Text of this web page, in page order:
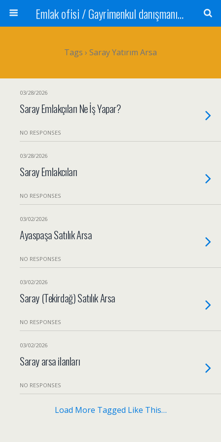
Emlak ofisi / Gayrimenkul danışmanı Satılık daire / Kiralık daire Satılık arsa / Tarla Satılık dükkan / Mağaza Devren satılık işyeri Depo ve antrepo Yatırım: Yatırımlık arsa
Tags › Saray Yatırım Arsa
03/28/2026
Saray Emlakçıları Ne İş Yapar?
NO RESPONSES
03/28/2026
Saray Emlakcıları
NO RESPONSES
03/02/2026
Ayaspaşa Satılık Arsa
NO RESPONSES
03/02/2026
Saray (Tekirdağ) Satılık Arsa
NO RESPONSES
03/02/2026
Saray arsa ilanları
NO RESPONSES
Load More Tagged Like This…